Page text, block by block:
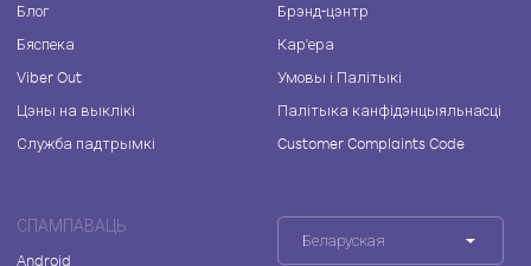
Блог
Бяспека
Viber Out
Цэны на выклікі
Служба падтрымкі
Брэнд-цэнтр
Кар'ера
Умовы і Палітыкі
Палітыка канфідэнцыяльнасці
Customer Complaints Code
СПАМПАВАЦЬ
Android
Беларуская